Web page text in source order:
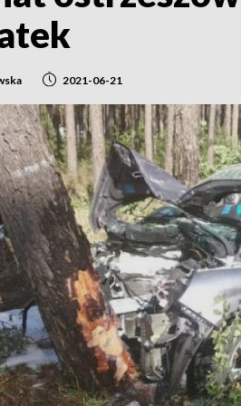
2021-06-21